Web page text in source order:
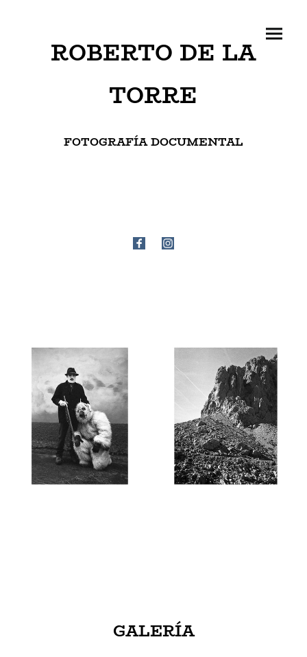
ROBERTO DE LA
TORRE
FOTOGRAFÍA DOCUMENTAL
GALERÍA